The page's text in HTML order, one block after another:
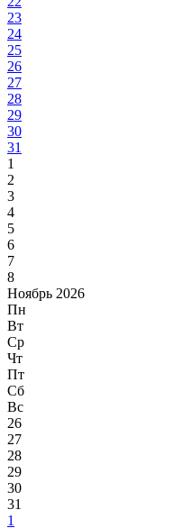
23
24
25
26
27
28
29
30
31
1
2
3
4
5
6
7
8
Ноябрь 2026
Пн
Вт
Ср
Чт
Пт
Сб
Вс
26
27
28
29
30
31
1